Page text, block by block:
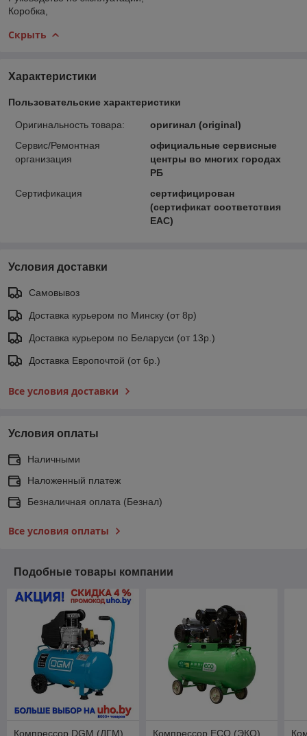
Коробка,
Скрыть
Характеристики
Пользовательские характеристики
Оригинальность товара:
оригинал (original)
Сервис/Ремонтная
организация
официальные сервисные
центры во многих городах
РБ
Сертификация
сертифицирован
(сертификат соответствия
ЕАС)
Условия доставки
Самовывоз
Доставка курьером по Минску (от 8р)
Доставка курьером по Беларуси (от 13р.)
Доставка Европочтой (от 6р.)
Все условия доставки
Условия оплаты
Наличными
Наложенный платеж
Безналичная оплата (Безнал)
Все условия оплаты
Подобные товары компании
Компрессор DGM (ДГМ)
Компрессор ECO (ЭКО)